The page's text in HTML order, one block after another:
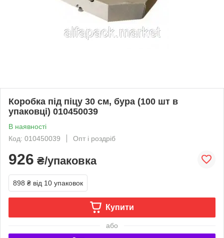
Коробка під піцу 30 см, бура (100 шт в
упаковці) 010450039
В наявності
Код: 010450039
Опт і роздріб
926 ₴/упаковка
898 ₴ від 10 упаковок
Купити
або